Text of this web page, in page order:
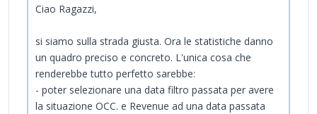
Ciao Ragazzi,
si siamo sulla strada giusta. Ora le statistiche danno
un quadro preciso e concreto. L'unica cosa che
renderebbe tutto perfetto sarebbe:
- poter selezionare una data filtro passata per avere
la situazione OCC. e Revenue ad una data passata